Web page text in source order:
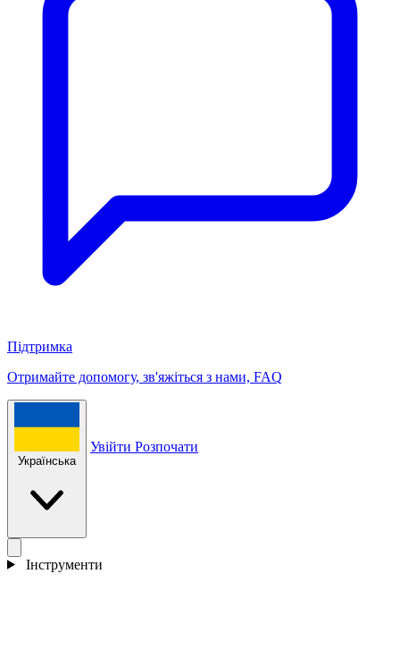
Підтримка
Отримайте допомогу, зв'яжіться з нами, FAQ
Українська
Увійти Розпочати
Інструменти